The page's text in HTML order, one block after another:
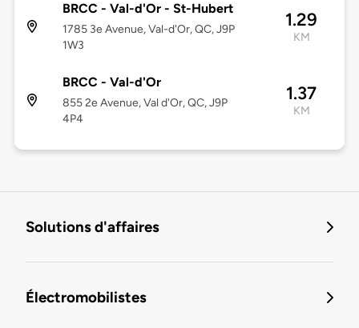
BRCC - Val-d'Or - St-Hubert
1785 3e Avenue, Val-d'Or, QC, J9P
1W3
1.29
KM
BRCC - Val-d'Or
855 2e Avenue, Val d'Or, QC, J9P
4P4
1.37
KM
Solutions d'affaires
Électromobilistes